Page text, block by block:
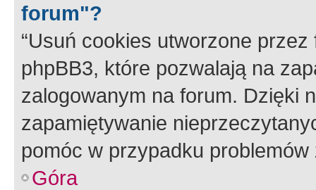
forum"?
“Usuń cookies utworzone
phpBB3, które pozwalają na
zalogowanym na forum. Dzięki
zapamiętywanie
pomóc w przypadku
Góra